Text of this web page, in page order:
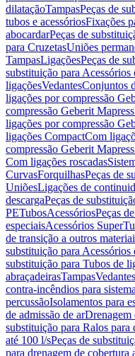
dilataçãoTampasPeças de
tubos e acessóriosFixações
abocardarPeças de
para CruzetasUniões
TampasLigaçõesPeças de
substituição para
ligaçõesVedantesConjuntos
ligações por compressão
compressão Geberit Mapress
ligações por compressão
ligações CompactCom
compressão Geberit Mapress
Com ligações roscadas
CurvasForquilhasPeças de
UniõesLigações de
descargaPeças de
PETubosAcessóriosPeças
especiaisAcessórios
de transição a outros
substituição para Acessórios
substituição para Tubos de
abraçadeirasTampasVedantes
contra-incêndios para
percussãoIsolamentos para
de admissão de arDrenagem
substituição para Ralos para
até 100 l/sPeças de
para drenagem de cobertura